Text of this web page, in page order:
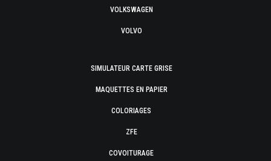
VOLKSWAGEN
VOLVO
SIMULATEUR CARTE GRISE
MAQUETTES EN PAPIER
COLORIAGES
ZFE
COVOITURAGE